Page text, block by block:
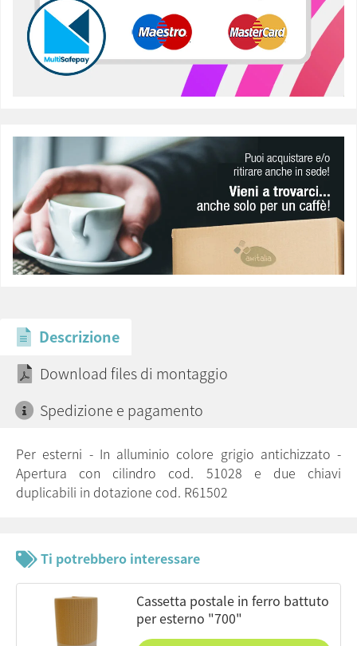
Descrizione
Download files di montaggio
Spedizione e pagamento
Per esterni - In alluminio colore grigio antichizzato -
Apertura con cilindro cod. 51028 e due chiavi
duplicabili in dotazione cod. R61502
Ti potrebbero interessare
cassetta postale in ferro battuto
per esterno "700"